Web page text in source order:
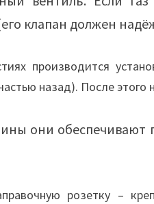
клапан должен
производится
назад). После
они обеспечивают
розетку –